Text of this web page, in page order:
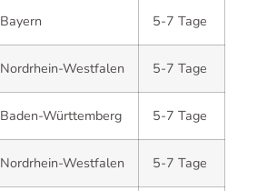
Bayern 5-7 Tage
Nordrhein-Westfalen 5-7 Tage
Baden-Württemberg 5-7 Tage
Nordrhein-Westfalen 5-7 Tage